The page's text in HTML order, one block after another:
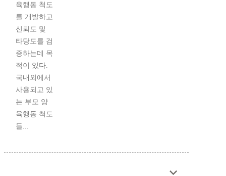
육행동 척도
를 개발하고
신뢰도 및
타당도를 검
증하는데 목
적이 있다.
국내외에서
사용되고 있
는 부모 양
육행동 척도
들...